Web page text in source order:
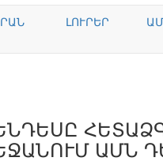
ԼՈՒՐԵՐ
ԱՄՆ